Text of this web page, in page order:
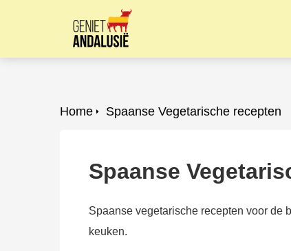
Spaanse Vegetarische recepten
Home
Spaanse
Spaanse vegetarische recepten voor de
keuken.